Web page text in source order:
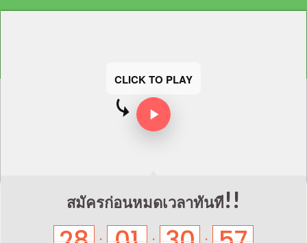
CLICK TO PLAY
สมัครก่อนหมดเวลาทันที!!